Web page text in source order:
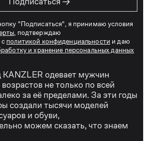
"Подписаться", я принимаю условия
, подтверждаю
политикой конфиденциальности и даю
и хранение персональных данных
KANZLER одевает мужчин
не только по всей
за её пределами. За эти годы
создали тысячи моделей
и обуви,
можем сказать, что знаем